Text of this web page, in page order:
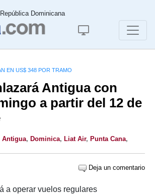
Dominicana
EN US$ 348 POR TRAMO
Antigua con
a partir del 12 de
Antigua, Dominica, Liat Air, Punta Cana,
Deja un comentario
a operar vuelos regulares